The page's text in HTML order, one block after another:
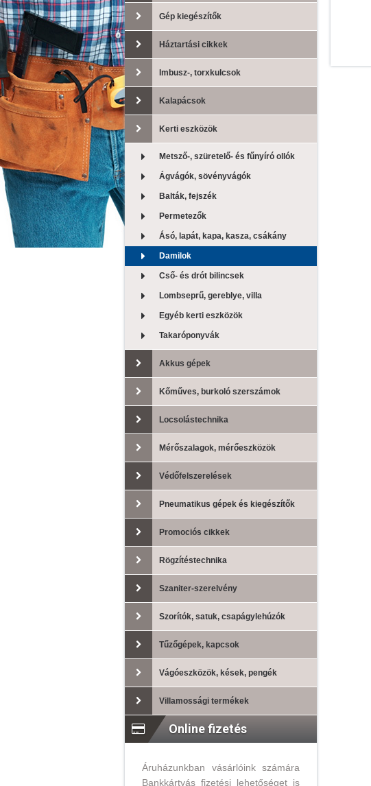
drótkefékGép kiegészítők
Háztartási cikkek
Imbusz-, torxkulcsok
Kalapácsok
Kerti eszközök
Metsző-, szüretelő- és fűnyíró ollók
Ágvágók, sövényvágók
Balták, fejszék
Permetezők
Ásó, lapát, kapa, kasza, csákány
Damilok
Cső- és drót bilincsek
Lombseprű, gereblye, villa
Egyéb kerti eszközök
Takaróponyvák
Akkus gépek
Kőműves, burkoló szerszámok
Locsolástechnika
Mérőszalagok, mérőeszközök
Védőfelszerelések
Pneumatikus gépek és kiegészítők
Promociós cikkek
Rögzítéstechnika
Szaniter-szerelvény
Szorítók, satuk, csapágylehúzók
Tűzőgépek, kapcsok
Vágóeszközök, kések, pengék
Villamossági termékek
Online fizetés
Áruházunkban vásárlóink számára
Bankkártyás fizetési lehetőséget is